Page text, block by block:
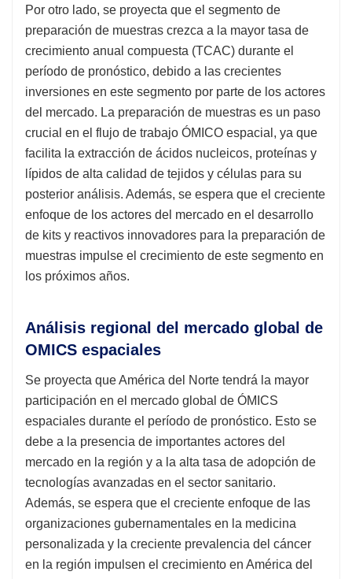
Por otro lado, se proyecta que el segmento de
preparación de muestras crezca a la mayor tasa de
crecimiento anual compuesta (TCAC) durante el
período de pronóstico, debido a las crecientes
inversiones en este segmento por parte de los actores
del mercado. La preparación de muestras es un paso
crucial en el flujo de trabajo ÓMICO espacial, ya que
facilita la extracción de ácidos nucleicos, proteínas y
lípidos de alta calidad de tejidos y células para su
posterior análisis. Además, se espera que el creciente
enfoque de los actores del mercado en el desarrollo
de kits y reactivos innovadores para la preparación de
muestras impulse el crecimiento de este segmento en
los próximos años.
Análisis regional del mercado global de
OMICS espaciales
Se proyecta que América del Norte tendrá la mayor
participación en el mercado global de ÓMICS
espaciales durante el período de pronóstico. Esto se
debe a la presencia de importantes actores del
mercado en la región y a la alta tasa de adopción de
tecnologías avanzadas en el sector sanitario.
Además, se espera que el creciente enfoque de las
organizaciones gubernamentales en la medicina
personalizada y la creciente prevalencia del cáncer
en la región impulsen el crecimiento en América del